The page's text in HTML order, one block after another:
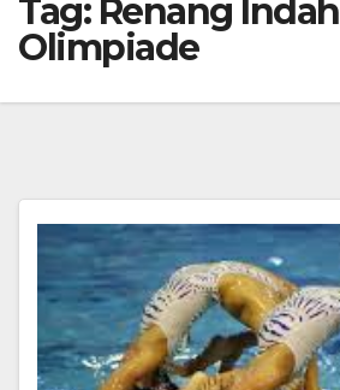
Tag: Renang Indah
Olimpiade